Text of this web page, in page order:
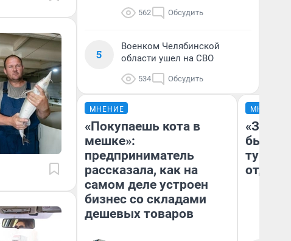
562 Обсудить
5
Военком Челябинской
области ушел на СВО
534 Обсудить
МНЕНИЕ
«Покупаешь кота в
мешке»:
предприниматель
рассказала, как на
самом деле устроен
бизнес со складами
дешевых товаров
МНЕНИЕ
«За
были